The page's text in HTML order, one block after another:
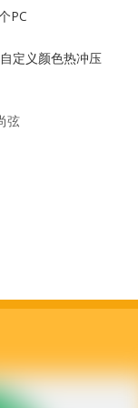
PC
定义颜色热冲压
弦